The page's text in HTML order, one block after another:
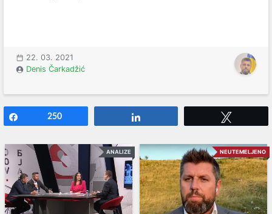
22. 03. 2021
Denis Čarkadžić
250
ANALIZE NEUTEMELJENO